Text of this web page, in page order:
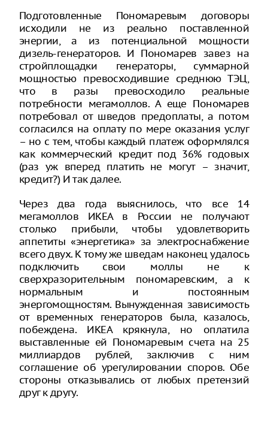
Подготовленные Пономаревым договоры
исходили не из реально поставленной
энергии, а из потенциальной мощности
дизель-генераторов. И Пономарев завез на
стройплощадки генераторы, суммарной
мощностью превосходившие среднюю ТЭЦ,
что в разы превосходило реальные
потребности мегамоллов. А еще Пономарев
потребовал от шведов предоплаты, а потом
согласился на оплату по мере оказания услуг
– но с тем, чтобы каждый платеж оформлялся
как коммерческий кредит под 36% годовых
(раз уж вперед платить не могут – значит,
кредит?) И так далее.
Через два года выяснилось, что все 14
мегамоллов ИКЕА в России не получают
столько прибыли, чтобы удовлетворить
аппетиты «энергетика» за электроснабжение
всего двух. К тому же шведам наконец удалось
подключить свои моллы не к
сверхразорительным пономаревским, а к
нормальным и постоянным
энергомощностям. Вынужденная зависимость
от временных генераторов была, казалось,
побеждена. ИКЕА крякнула, но оплатила
выставленные ей Пономаревым счета на 25
миллиардов рублей, заключив с ним
соглашение об урегулировании споров. Обе
стороны отказывались от любых претензий
друг к другу.